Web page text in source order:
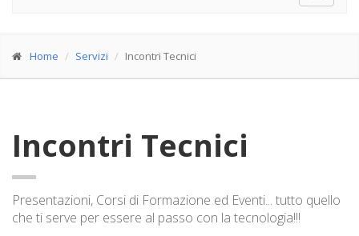
Home Servizi Incontri Tecnici
Incontri Tecnici
Presentazioni, Corsi di Formazione ed Eventi... tutto quello
che ti serve per essere al passo con la tecnologia!!!